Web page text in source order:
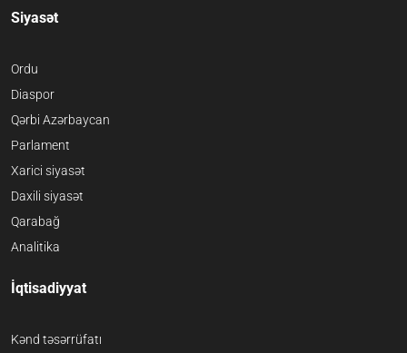
Siyasət
Ordu
Diaspor
Qərbi Azərbaycan
Parlament
Xarici siyasət
Daxili siyasət
Qarabağ
Analitika
İqtisadiyyat
Kənd təsərrüfatı